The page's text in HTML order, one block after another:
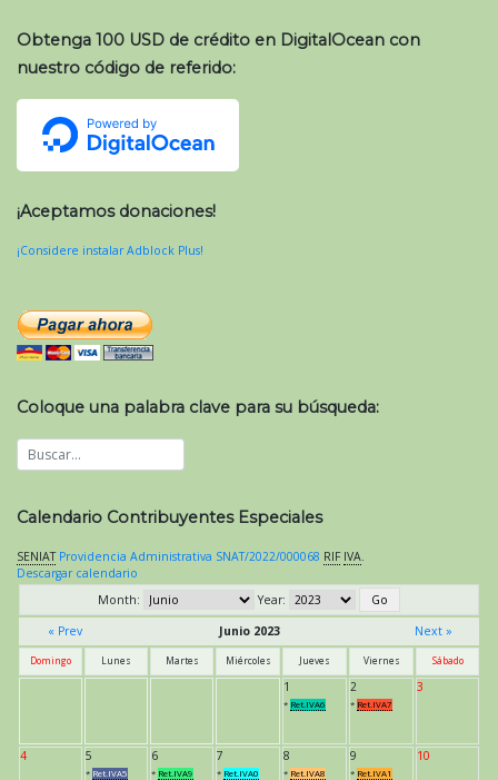
Obtenga 100 USD de crédito en DigitalOcean con
nuestro código de referido:
¡Aceptamos donaciones!
¡Considere instalar Adblock Plus!
Coloque una palabra clave para su búsqueda:
Calendario Contribuyentes Especiales
SENIAT Providencia Administrativa SNAT/2022/000068 RIF IVA
Descargar calendario
Month:
Year:
« Prev
Junio 2023 Next »
Domingo Lunes Martes Miércoles Jueves Viernes Sábado
1
* Ret.IVA6
2
* Ret.IVA7
3
4 5
* Ret.IVA5
6
* Ret.IVA9
7
* Ret.IVA0
8
* Ret.IVA8
9
* Ret.IVA1
10